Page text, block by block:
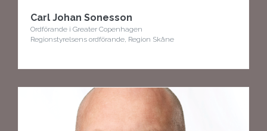
Carl Johan Sonesson
Ordförande i Greater Copenhagen
Regionstyrelsens ordförande, Region Skåne